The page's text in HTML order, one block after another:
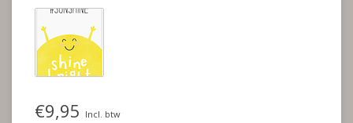
€9,95 Incl. btw